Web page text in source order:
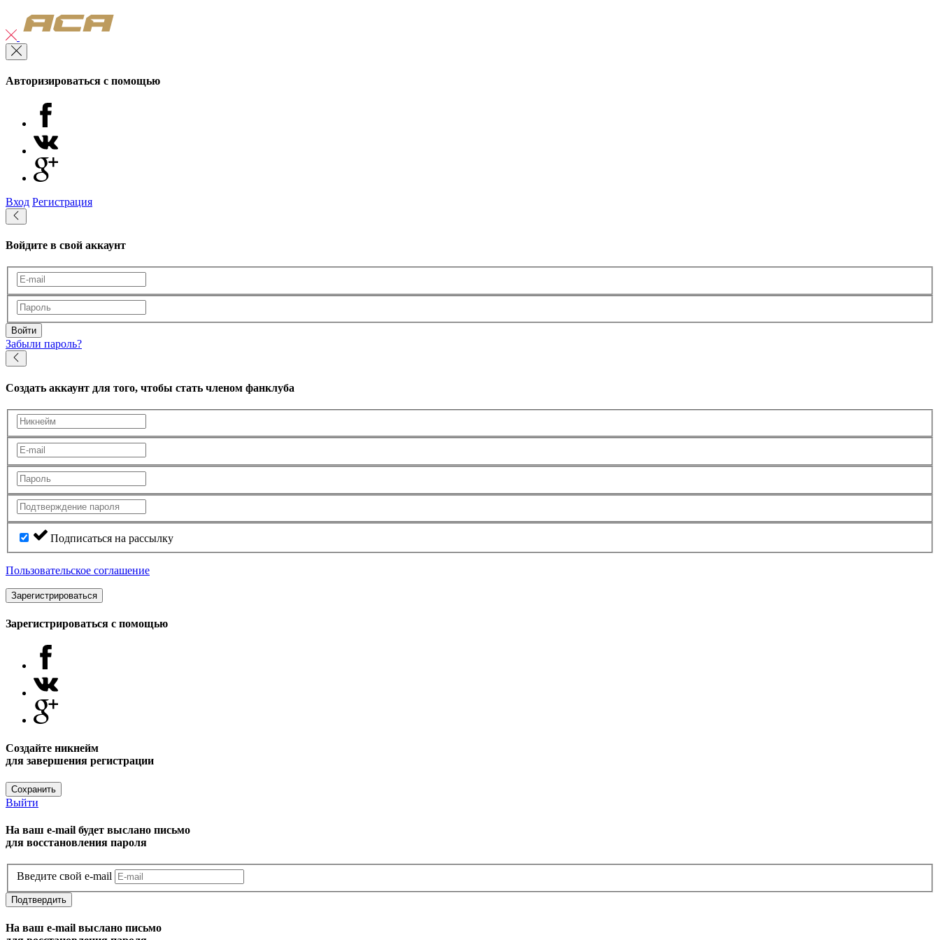
Авторизироваться с помощью
Вход Регистрация
Войдите в свой аккаунт
Войти
Забыли пароль?
Создать аккаунт для того, чтобы стать членом фанклуба
Подписаться на рассылку
Пользовательское соглашение
Зарегистрироваться
Зарегистрироваться с помощью
Создайте никнейм
для завершения регистрации
Сохранить
Выйти
На ваш e-mail будет выслано письмо
для восстановления пароля
Введите свой e-mail
Подтвердить
На ваш e-mail выслано письмо